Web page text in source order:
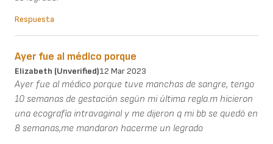
Respuesta
Ayer fue al médico porque
Elizabeth (unverified)12 Mar 2023
Ayer fue al médico porque tuve manchas de sangre, tengo
10 semanas de gestación según mi última regla.m hicieron
una ecografía intravaginal y me dijeron q mi bb se quedó en
8 semanas,me mandaron hacerme un legrado